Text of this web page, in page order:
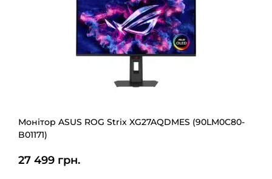
Монітор ASUS ROG Strix XG27AQDMES (90LM0C80-
B01171)
27 499 грн.